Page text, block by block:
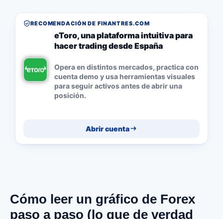
RECOMENDACIÓN DE FINANTRES.COM
eToro, una plataforma intuitiva para
hacer trading desde España
Opera en distintos mercados, practica con
cuenta demo y usa herramientas visuales
para seguir activos antes de abrir una
posición.
Abrir cuenta
Cómo leer un gráfico de Forex
paso a paso (lo que de verdad